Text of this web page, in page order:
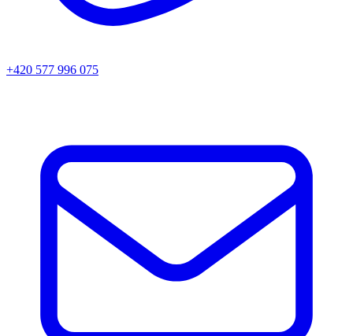
+420 577 996 075